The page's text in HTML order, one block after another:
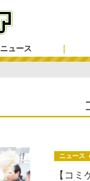
ニュース
ニュース
【コ